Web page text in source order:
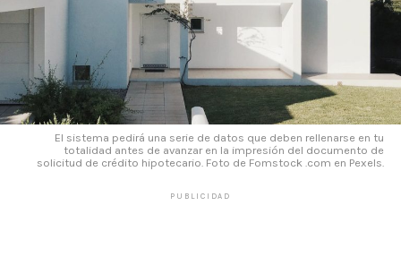
El sistema pedirá una serie de datos que deben rellenarse en tu
totalidad antes de avanzar en la impresión del documento de
solicitud de crédito hipotecario. Foto de Fomstock .com en Pexels.
PUBLICIDAD